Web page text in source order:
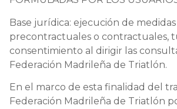
Base jurídica: ejecución de medidas
precontractuales o contractuales,
consentimiento al dirigir las
Federación Madrileña de Triatlón.
En el marco de esta finalidad del
Federación Madrileña de Triatlón